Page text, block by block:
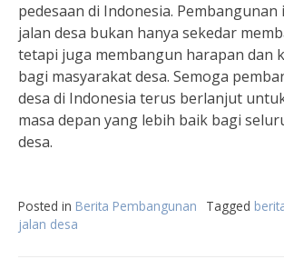
pedesaan di Indonesia.
jalan desa bukan hanya sekedar
tetapi juga membangun harapan dan
bagi masyarakat desa. Semoga
desa di Indonesia terus berlanjut
masa depan yang lebih baik bagi
desa.
Posted in Berita Pembangunan Tagged
jalan desa